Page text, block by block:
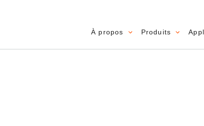
Main
À propos Produits